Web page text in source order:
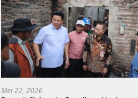
Mei 22, 2026